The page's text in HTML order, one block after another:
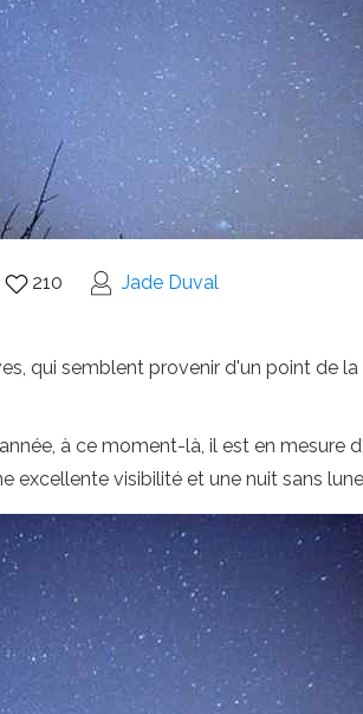
210 Jade Duval
qui semblent provenir d'un point de
à ce moment-là, il est en mesure
excellente visibilité et une nuit sans